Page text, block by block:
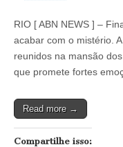
RIO [ ABN NEWS ] –
acabar com o mistério.
reunidos na mansão
que promete fortes
Read more →
Compartilhe isso: